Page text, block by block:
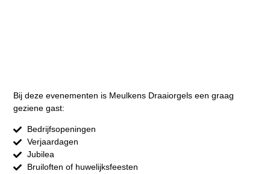
Bij deze evenementen is Meulkens Draaiorgels een graag
geziene gast:
Bedrijfsopeningen
Verjaardagen
Jubilea
Bruiloften of huwelijksfeesten